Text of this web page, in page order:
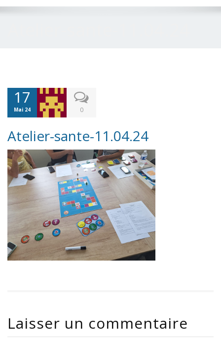
17
Mai 24 0
Atelier-sante-11.04.24
Laisser un commentaire